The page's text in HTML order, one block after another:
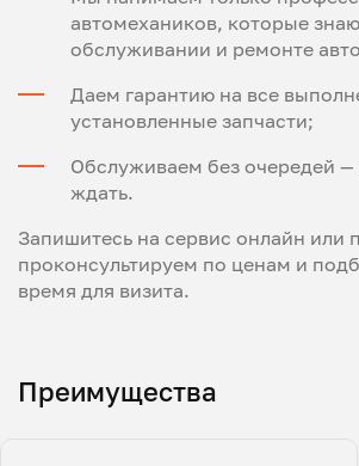
автомехаников, которые
обслуживании и ремонте
Даем гарантию на все
установленные запчасти;
Обслуживаем без очередей
ждать.
Запишитесь на сервис онлайн или
проконсультируем по ценам и
время для визита.
Преимущества